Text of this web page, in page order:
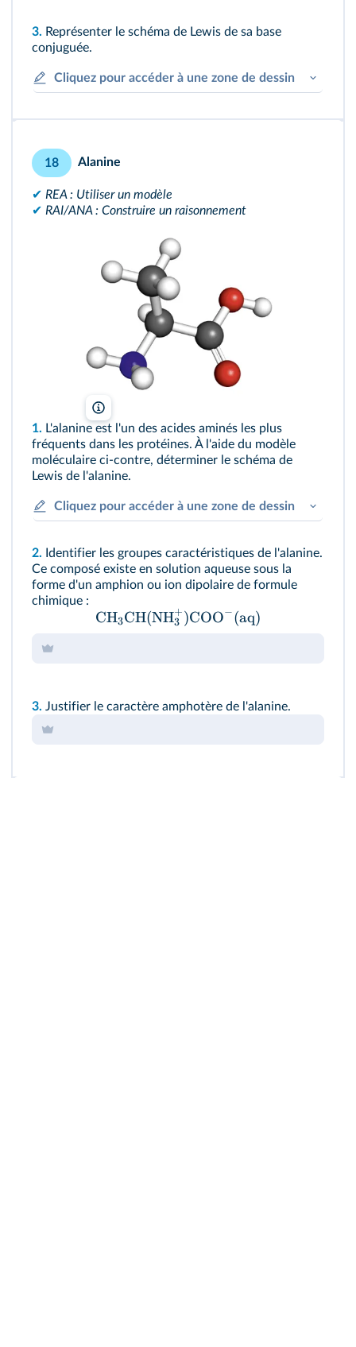
3. Représenter le schéma de Lewis de sa base
conjuguée.
Cliquez pour accéder à une zone de dessin
18 Alanine
✔ REA : Utiliser un modèle
✔ RAI/ANA : Construire un raisonnement
1. L'alanine est l'un des acides aminés les plus
fréquents dans les protéines. À l'aide du modèle
moléculaire ci-contre, déterminer le schéma de
Lewis de l'alanine.
Cliquez pour accéder à une zone de dessin
2. Identifier les groupes caractéristiques de l'alanine.
Ce composé existe en solution aqueuse sous la
forme d'un amphion ou ion dipolaire de formule
chimique :
CH3CH(NH3
+)COO−(aq)
3. Justifier le caractère amphotère de l'alanine.